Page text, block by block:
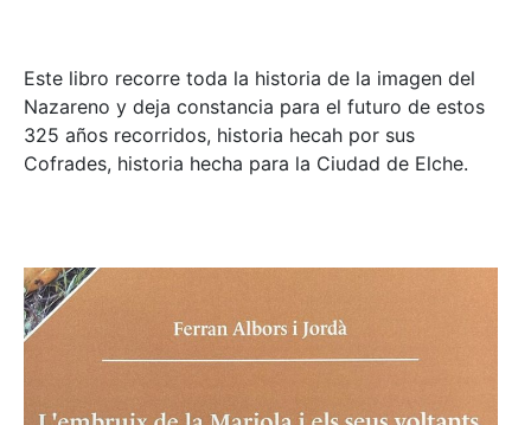
Este libro recorre toda la historia de la imagen del
Nazareno y deja constancia para el futuro de estos
325 años recorridos, historia hecah por sus
Cofrades, historia hecha para la Ciudad de Elche.